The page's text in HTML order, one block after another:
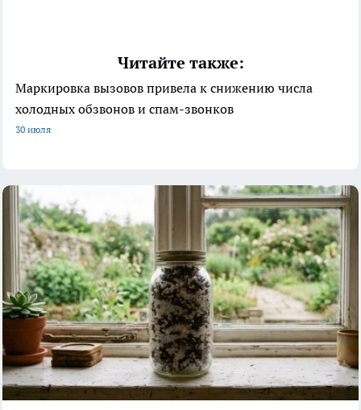
Читайте также:
Маркировка вызовов привела к снижению числа
холодных обзвонов и спам-звонков
30 июля